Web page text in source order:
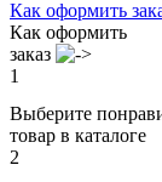
Как оформить
Как оформить
заказ
1
Выберите
товар в каталоге
2